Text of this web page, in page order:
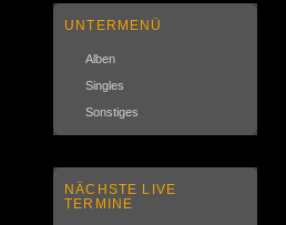
UNTERMENÜ
Alben
Singles
Sonstiges
NÄCHSTE LIVE
TERMINE